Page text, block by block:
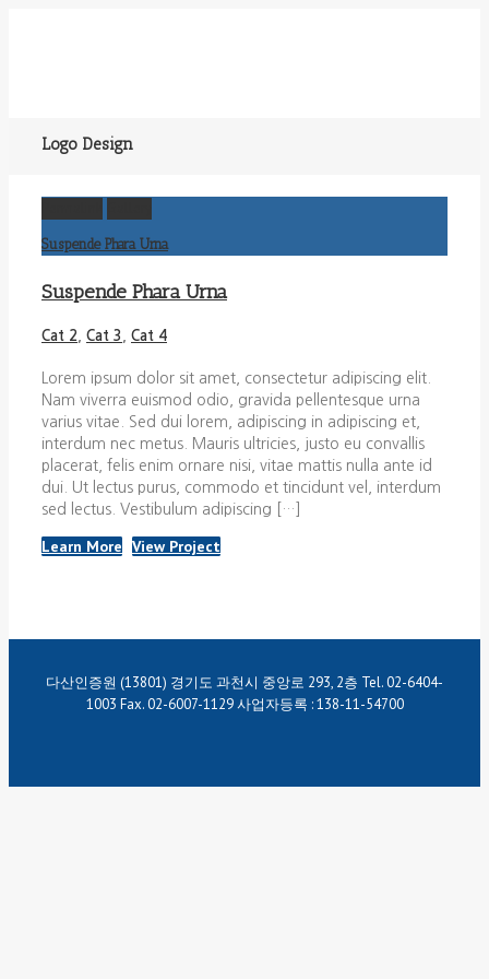
Logo Design
Suspende Phara Urna
Suspende Phara Urna
Cat 2 Cat 3 Cat 4
Lorem ipsum dolor sit amet, consectetur adipiscing elit.
Nam viverra euismod odio, gravida pellentesque urna
varius vitae. Sed dui lorem, adipiscing in adipiscing et,
interdum nec metus. Mauris ultricies, justo eu convallis
placerat, felis enim ornare nisi, vitae mattis nulla ante id
dui. Ut lectus purus, commodo et tincidunt vel, interdum
sed lectus. Vestibulum adipiscing […]
Learn More View Project
다산인증원 (13801) 경기도 과천시 중앙로 293, 2층 Tel. 02-6404-
1003 Fax. 02-6007-1129 사업자등록 : 138-11-54700